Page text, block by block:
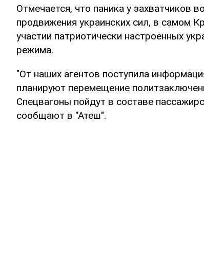
Отмечается, что паника у захватчиков
продвижения украинских сил, в самом
участии патриотически настроенных
режима.
"От наших агентов поступила
планируют перемещение
Спецвагоны пойдут в составе
сообщают в "Атеш".